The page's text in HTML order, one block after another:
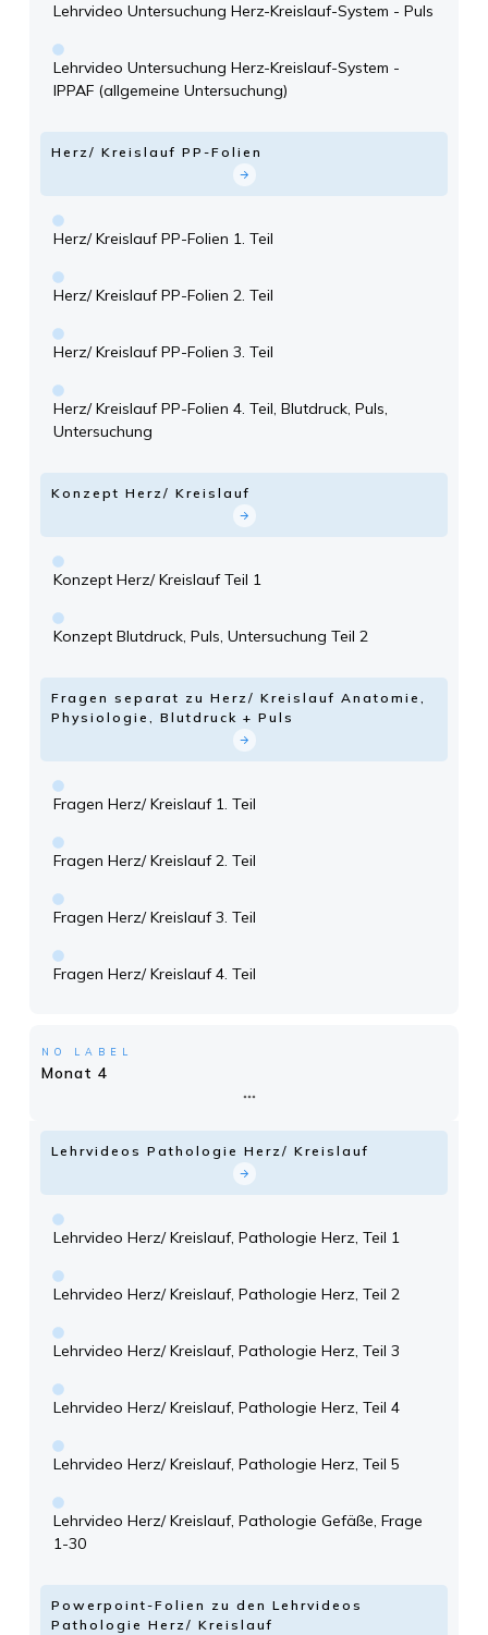
Lehrvideo Untersuchung Herz-Kreislauf-System - Puls
Lehrvideo Untersuchung Herz-Kreislauf-System -
IPPAF (allgemeine Untersuchung)
Herz/ Kreislauf PP-Folien
Herz/ Kreislauf PP-Folien 1. Teil
Herz/ Kreislauf PP-Folien 2. Teil
Herz/ Kreislauf PP-Folien 3. Teil
Herz/ Kreislauf PP-Folien 4. Teil, Blutdruck, Puls,
Untersuchung
Konzept Herz/ Kreislauf
Konzept Herz/ Kreislauf Teil 1
Konzept Blutdruck, Puls, Untersuchung Teil 2
Fragen separat zu Herz/ Kreislauf Anatomie,
Physiologie, Blutdruck + Puls
Fragen Herz/ Kreislauf 1. Teil
Fragen Herz/ Kreislauf 2. Teil
Fragen Herz/ Kreislauf 3. Teil
Fragen Herz/ Kreislauf 4. Teil
NO LABEL
Monat 4
Lehrvideos Pathologie Herz/ Kreislauf
Lehrvideo Herz/ Kreislauf, Pathologie Herz, Teil 1
Lehrvideo Herz/ Kreislauf, Pathologie Herz, Teil 2
Lehrvideo Herz/ Kreislauf, Pathologie Herz, Teil 3
Lehrvideo Herz/ Kreislauf, Pathologie Herz, Teil 4
Lehrvideo Herz/ Kreislauf, Pathologie Herz, Teil 5
Lehrvideo Herz/ Kreislauf, Pathologie Gefäße, Frage
1-30
Powerpoint-Folien zu den Lehrvideos
Pathologie Herz/ Kreislauf